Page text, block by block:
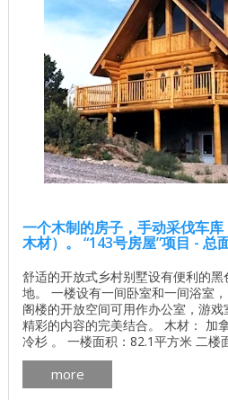
一个木制的房子，手动采伐车
木材）。 “143号房屋”项目 - 总
舒适的开放式乡村别墅设有便利的
地。 一楼设有一间卧室和一间浴室
阁楼的开放空间可用作办公室，游
精彩的内容的完美结合。 木材： 加
冷杉 。 一楼面积：82.1平方米 二楼
米的天花板高度） 总面积：142.9平
算基础价格 所有建筑工程在建房和
最佳项目 墙壁材料最佳住宅项目 ...
more